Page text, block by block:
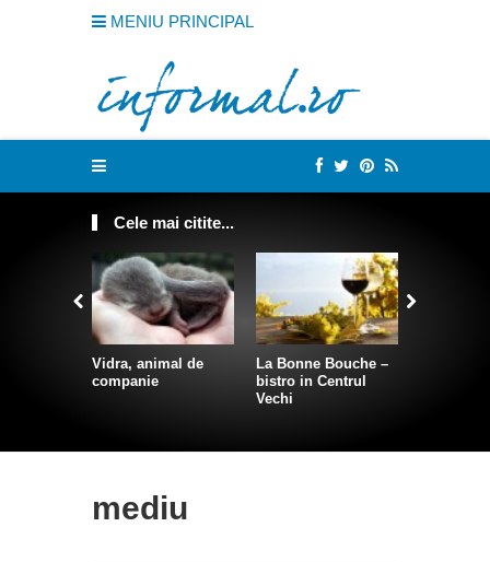
MENIU PRINCIPAL
Cele mai citite...
Vidra, animal de
companie
La Bonne Bouche –
bistro in Centrul
Vechi
mediu